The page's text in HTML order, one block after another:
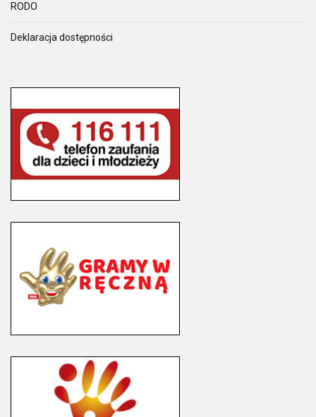
RODO
Deklaracja dostępności